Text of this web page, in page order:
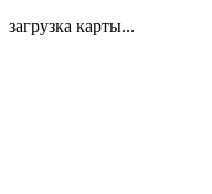
загрузка карты...